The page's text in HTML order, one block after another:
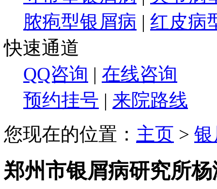
脓疱型银屑病 | 红皮病
快速通道
QQ咨询 | 在线咨询
预约挂号 | 来院路线
您现在的位置： 主页 >
郑州市银屑病研究所